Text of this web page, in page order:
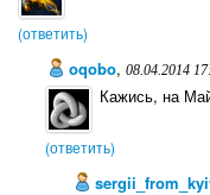
(ответить)
oqobo, 08.04.2014
Кажись, на
(ответить)